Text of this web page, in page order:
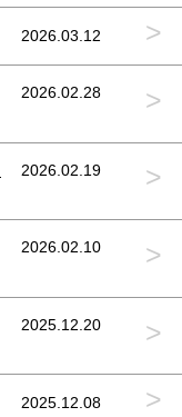
2026.03.12 >
2026.02.28 >
2026.02.19 >
2026.02.10 >
2025.12.20 >
2025.12.08 >